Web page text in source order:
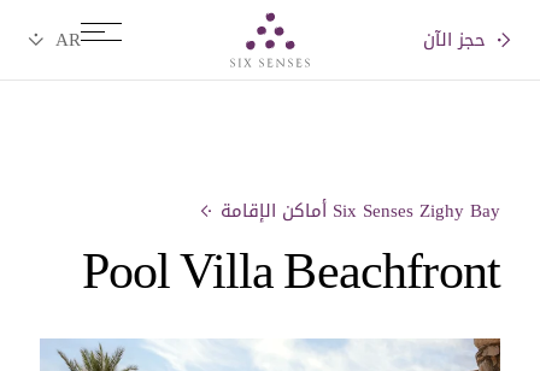
حجز الآن
Six Senses Zighy Bay أماكن الإقامة
Pool Villa Beachfront